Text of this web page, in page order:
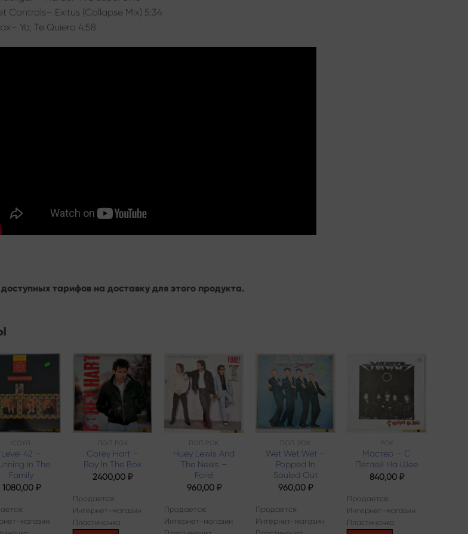
Controls– Exitus (Collapse Mix) 5:34
Yo, Te Quiero 4:58
тарифов на доставку для этого продукта.
wishlist
СОУЛ
Level 42 –
In The
Family
1080,00 ₽
магазин
Add to
ПОП РОК
Corey Hart –
Boy In The Box
2400,00 ₽
Продается:
Интернет-магазин
Пластиночка
Add to
wishlist
ПОП РОК
Huey Lewis And
The News –
Fore!
960,00 ₽
Продается:
Интернет-магазин
Add to
wishlist
ПОП РОК
Wet Wet Wet –
Popped In
Souled Out
960,00 ₽
Продается:
Интернет-магазин
wishlist
РОК
Мастер – С
Петлей На Шее
840,00 ₽
Продается:
Интернет-магазин
Пластиночка